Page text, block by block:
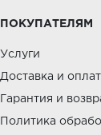
ПОКУПАТЕЛЯМ
Услуги
Доставка и
Гарантия и
Политика